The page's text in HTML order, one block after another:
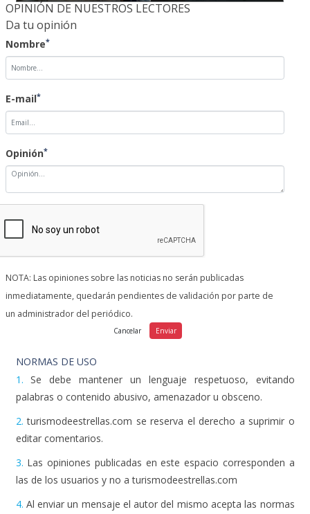
OPINIÓN DE NUESTROS LECTORES
Da tu opinión
Nombre*
E-mail*
Opinión*
NOTA: Las opiniones sobre las noticias no serán publicadas
inmediatamente, quedarán pendientes de validación por parte de
un administrador del periódico.
NORMAS DE USO
1. Se debe mantener un lenguaje respetuoso, evitando
palabras o contenido abusivo, amenazador u obsceno.
2. turismodeestrellas.com se reserva el derecho a suprimir o
editar comentarios.
3. Las opiniones publicadas en este espacio corresponden a
las de los usuarios y no a turismodeestrellas.com
4. Al enviar un mensaje el autor del mismo acepta las normas